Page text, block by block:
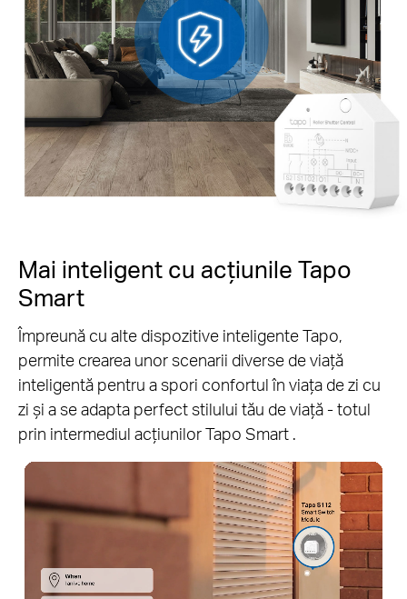
Mai inteligent cu acțiunile Tapo
Smart
Împreună cu alte dispozitive inteligente Tapo,
permite crearea unor scenarii diverse de viață
inteligentă pentru a spori confortul în viața de zi cu
zi și a se adapta perfect stilului tău de viață - totul
prin intermediul acțiunilor Tapo Smart .